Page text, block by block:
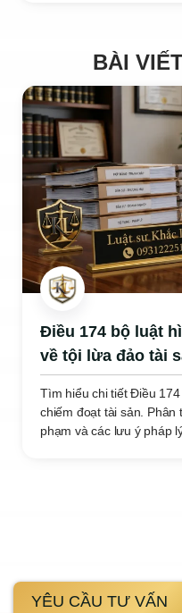
BÀI
Điều 174 bộ luật
về tội lừa đảo tài
Tìm hiểu chi tiết Điều
chiếm đoạt tài sản.
phạm và các lưu ý pháp
YÊU CẦU TƯ VẤN